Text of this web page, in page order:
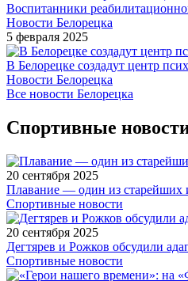
Воспитанники
Новости Белорецка
5 февраля 2025
В Белорецке создадут центр
Новости Белорецка
Все новости Белорецка
Спортивные
20 сентября 2025
Плавание — один из старейших
Спортивные новости
20 сентября 2025
Дегтярев и Рожков обсудили
Спортивные новости